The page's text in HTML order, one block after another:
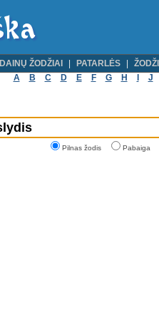
DAINŲ ŽODŽIAI PATARLĖS
A
B C D E F G H J
Pilnas žodis Pabaiga